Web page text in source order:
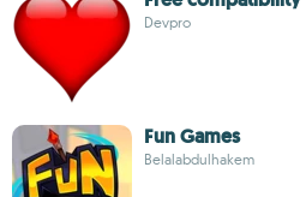
Devpro
Fun Games
Belalabdulhakem